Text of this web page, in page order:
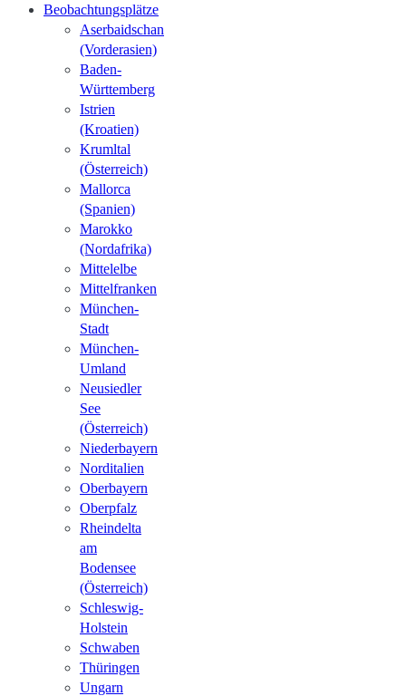
Beobachtungsplätze
Aserbaidschan
(Vorderasien)
Baden-
Württemberg
Istrien
(Kroatien)
Krumltal
(Österreich)
Mallorca
(Spanien)
Marokko
(Nordafrika)
Mittelelbe
Mittelfranken
München-
Stadt
München-
Umland
Neusiedler
See
(Österreich)
Niederbayern
Norditalien
Oberbayern
Oberpfalz
Rheindelta
am
Bodensee
(Österreich)
Schleswig-
Holstein
Schwaben
Thüringen
Ungarn